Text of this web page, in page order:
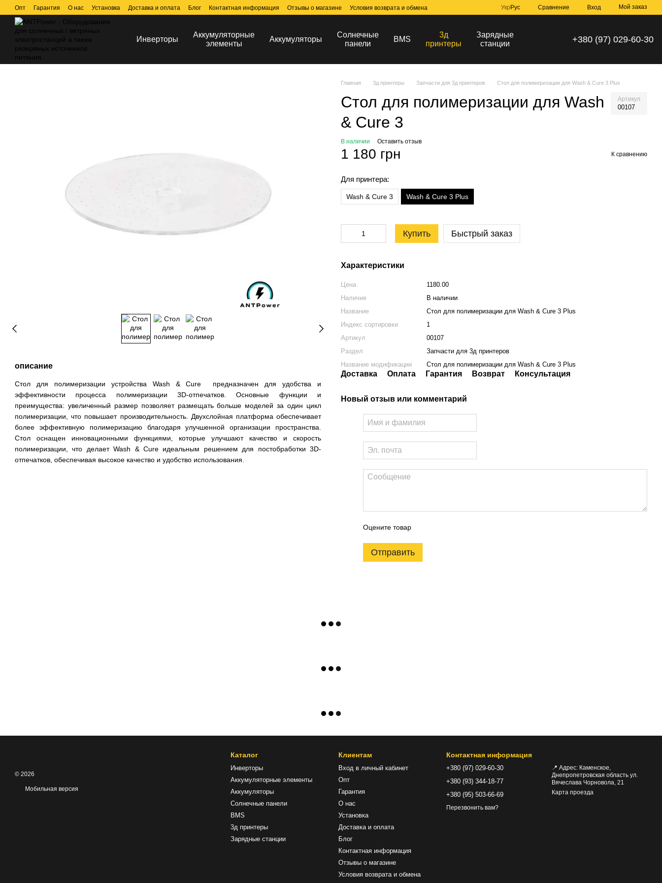
Перейти к основному контенту
Опт Гарантия О нас Установка Доставка и оплата Блог Контактная информация Отзывы о магазине Условия возврата и обмена Укр Рус Сравнение Вход Мой заказ
Инверторы
Аккумуляторные
элементы
Аккумуляторы
Солнечные
панели
BMS
3д
принтеры
Зарядные
станции
+380 (97) 029-60-30
описание
Стол для полимеризации устройства Wash & Cure предназначен для удобства и
эффективности процесса полимеризации 3D-отпечатков. Основные функции и
преимущества: увеличенный размер позволяет размещать больше моделей за один цикл
полимеризации, что повышает производительность. Двухслойная платформа обеспечивает
более эффективную полимеризацию благодаря улучшенной организации пространства.
Стол оснащен инновационными функциями, которые улучшают качество и скорость
полимеризации, что делает Wash & Cure идеальным решением для постобработки 3D-
отпечатков, обеспечивая высокое качество и удобство использования.
Главная 3д принтеры Запчасти для 3д принтеров Стол для полимеризации для Wash & Cure 3 Plus
Стол для полимеризации для Wash
& Cure 3
Артикул
00107
В наличии Оставить отзыв
1 180 грн К сравнению
Для принтера:
Wash & Cure 3 Wash & Cure 3 Plus
Купить Быстрый заказ
Характеристики
Цена
1180.00
Наличие
В наличии
Название
Стол для полимеризации для Wash & Cure 3 Plus
Индекс сортировки
1
Артикул
00107
Раздел
Запчасти для 3д принтеров
Название модификации
Стол для полимеризации для Wash & Cure 3 Plus
Доставка Оплата Гарантия Возврат Консультация
Новый отзыв или комментарий
Оцените товар
Отправить
© 2026
Мобильная версия
Каталог
Инверторы
Аккумуляторные элементы
Аккумуляторы
Солнечные панели
BMS
3д принтеры
Зарядные станции
Клиентам
Вход в личный кабинет
Опт
Гарантия
О нас
Установка
Доставка и оплата
Блог
Контактная информация
Отзывы о магазине
Условия возврата и обмена
Контактная информация
+380 (97) 029-60-30
+380 (93) 344-18-77
+380 (95) 503-66-69
Перезвонить вам?
📍 Адрес: Каменское,
Днепропетровская область ул.
Вячеслава Чорновола, 21
Карта проезда